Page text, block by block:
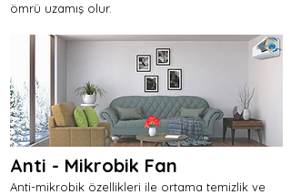
ömrü uzamış olur.
Anti - Mikrobik Fan
Anti-mikrobik özellikleri ile ortama temizlik ve